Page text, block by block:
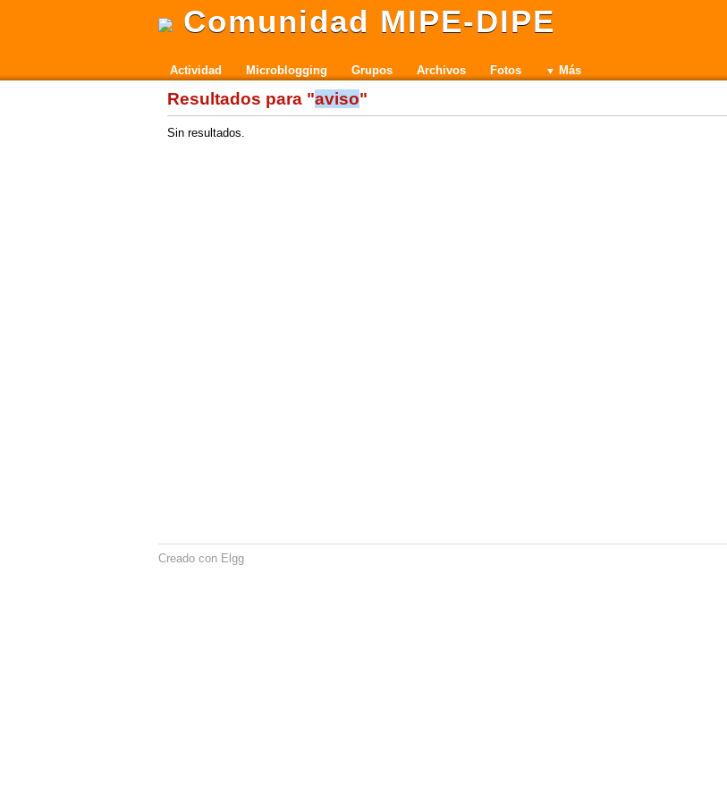
Comunidad MIPE-DIPE
Actividad Microblogging Grupos Archivos Fotos Más
Resultados para "aviso"
Sin resultados.
Creado con Elgg